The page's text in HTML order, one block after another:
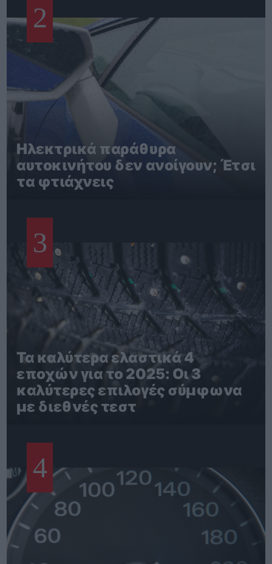
2
Ηλεκτρικά παράθυρα
αυτοκινήτου δεν ανοίγουν; Έτσι
τα φτιάχνεις
3
Τα καλύτερα ελαστικά 4
εποχών για το 2025: Οι 3
καλύτερες επιλογές σύμφωνα
με διεθνές τεστ
4